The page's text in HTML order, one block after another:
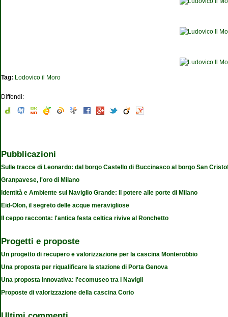
Tag: Lodovico il Moro
Diffondi:
Pubblicazioni
Sulle tracce di Leonardo: dal borgo Castello di Buccinasco al borgo San
Granpavese, l'oro di Milano
Identità e Ambiente sul Naviglio Grande: Il potere alle porte di Milano
Eid-Olon, il segreto delle acque meravigliose
Il ceppo racconta: l'antica festa celtica rivive al Ronchetto
Progetti e proposte
Un progetto di recupero e valorizzazione per la cascina Monterobbio
Una proposta per riqualificare la stazione di Porta Genova
Una proposta innovativa: l'ecomuseo tra i Navigli
Proposte di valorizzazione della cascina Corio